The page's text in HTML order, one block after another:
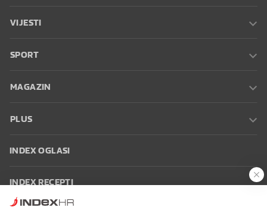
VIJESTI
SPORT
MAGAZIN
PLUS
INDEX OGLASI
INDEX RECEPTI